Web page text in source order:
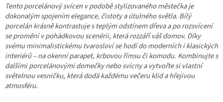
Tento porcelánový svícen v podobě stylizovaného městečka je
dokonalým spojením elegance, čistoty a útulného světla. Bílý
porcelán krásně kontrastuje s teplým odstínem dřeva a po rozsvícení
se promění v pohádkovou scenérii, která rozzáří váš domov. Díky
svému minimalistickému tvarosloví se hodí do moderních i klasických
interiérů – na okenní parapet, krbovou římsu či komodu. Kombinujte s
dalšími porcelánovými domečky nebo svícny a vytvořte si vlastní
světelnou vesničku, která dodá každému večeru klid a hřejivou
atmosféru.